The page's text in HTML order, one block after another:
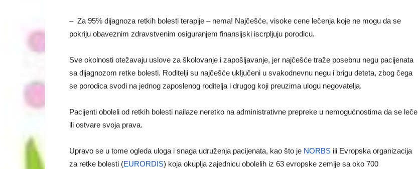
– Za 95% dijagnoza retkih bolesti terapije – nema! Najčešće, visoke cene lečenja koje ne mogu da se
pokriju obaveznim zdravstvenim osiguranjem finansijski iscrpljuju porodicu.
Sve okolnosti otežavaju uslove za školovanje i zapošljavanje, jer najčešće traže posebnu negu pacijenata
sa dijagnozom retke bolesti. Roditelji su najčešće uključeni u svakodnevnu negu i brigu deteta, zbog čega
se porodica svodi na jednog zaposlenog roditelja i drugog koji preuzima ulogu negovatelja.
Pacijenti oboleli od retkih bolesti nailaze neretko na administrativne prepreke u nemogućnostima da se leče
ili ostvare svoja prava.
Upravo se u tome ogleda uloga i snaga udruženja pacijenata, kao što je NORBS ili Evropska organizacija
za retke bolesti (EURORDIS) koja okuplja zajednicu obolelih iz 63 evropske zemlje sa oko 700